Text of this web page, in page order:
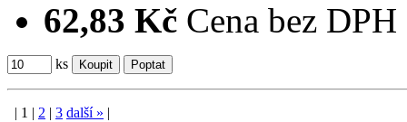
62,83 Kč Cena bez DPH
ks
| 1 | 2 | 3 další» |